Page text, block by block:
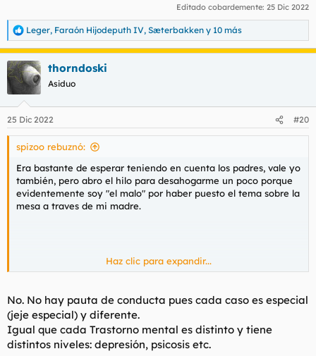
Editado cobardemente: 25 Dic 2022
R
e
a
c
c
e
s
Leger, Faraón Hijodeputh IV, Sæterbakken y 10 más
thorndoski
Asiduo
25 Dic 2022 #20
spizoo rebuznó:
Era bastante de esperar teniendo en cuenta los padres, vale yo
también, pero abro el hilo para desahogarme un poco porque
evidentemente soy "el malo" por haber puesto el tema sobre la
mesa a traves de mi madre.
Pues eso me gustaría con el hilo, que Aspergers o gente que
Interactuar lo hace si le interesa. No tiene problemas de
Haz clic para expandir...
No. No hay pauta de conducta pues cada caso es especial
(jeje especial) y diferente.
Igual que cada Trastorno mental es distinto y tiene
distintos niveles: depresión, psicosis etc.